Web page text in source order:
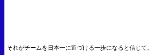
それがチームを日本一に近づける一歩になると信じて。